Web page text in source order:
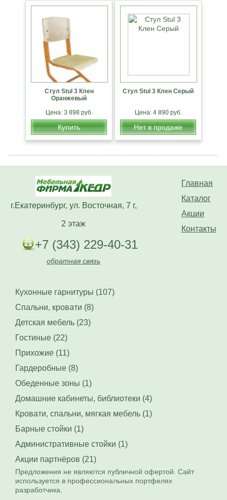
Стул Stul 3 Клен
Оранжевый
Цена: 3 898 руб.
Купить
Стул Stul 3 Клен Серый
Цена: 4 890 руб.
Нет в продаже
Главная
Каталог
Акции
Контакты
г.Екатеринбург, ул. Восточная, 7 г,
2 этаж
+7 (343) 229-40-31
обратная связь
Кухонные гарнитуры (107)
Спальни, кровати (8)
Детская мебель (23)
Гостиные (22)
Прихожие (11)
Гардеробные (8)
Обеденные зоны (1)
Домашние кабинеты, библиотеки (4)
Кровати, спальни, мягкая мебель (1)
Барные стойки (1)
Административные стойки (1)
Акции партнёров (21)
Предложения не являются публичной офертой. Сайт
используется в профессиональных портфелях
разработчика.